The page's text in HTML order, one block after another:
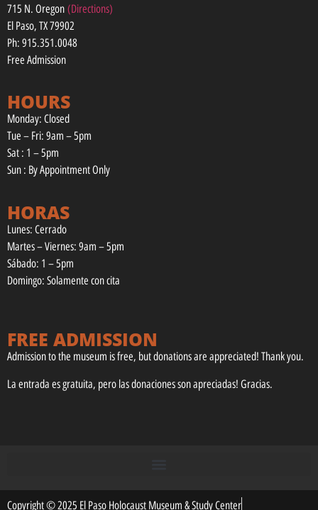
715 N. Oregon (Directions)
El Paso, TX 79902
Ph: 915.351.0048
Free Admission
HOURS
Monday: Closed
Tue – Fri: 9am – 5pm
Sat : 1 – 5pm
Sun : By Appointment Only
HORAS
Lunes: Cerrado
Martes – Viernes: 9am – 5pm
Sábado: 1 – 5pm
Domingo: Solamente con cita
FREE ADMISSION
Admission to the museum is free, but donations are appreciated! Thank you.
La entrada es gratuita, pero las donaciones son apreciadas! Gracias.
Copyright © 2025 El Paso Holocaust Museum & Study Center